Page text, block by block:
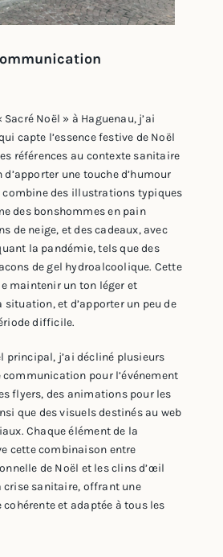
Sacré Noël » à Haguenau, j’ai
capte l’essence festive de Noël
références au contexte sanitaire
une touche d’humour
combine des illustrations typiques
des bonshommes en pain
de neige, et des cadeaux, avec
la pandémie, tels que des
de gel hydroalcoolique. Cette
maintenir un ton léger et
et d’apporter un peu de
difficile.
principal, j’ai décliné plusieurs
pour l’événement
flyers, des animations pour les
que des visuels destinés au web
Chaque élément de la
cette combinaison entre
de Noël et les clins d’œil
sanitaire, offrant une
et adaptée à tous les